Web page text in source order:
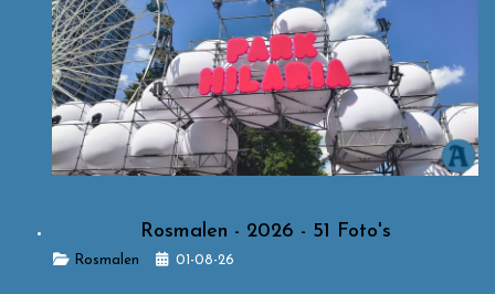
Rosmalen - 2026 - 51 Foto's
DetailsRosmalen 01-08-26